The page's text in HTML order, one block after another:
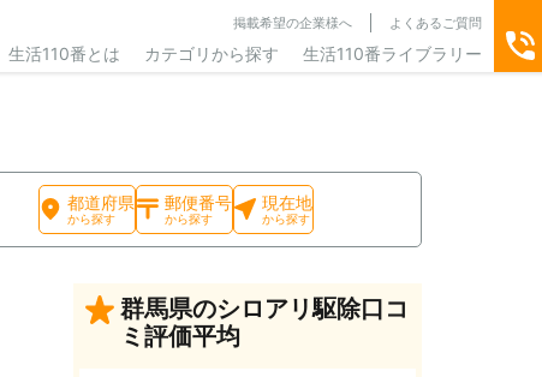
掲載希望の企業様へ よくあるご質問
生活110番とは カテゴリから探す 生活110番ライブラリー
都道府県
から探す
郵便番号
から探す
現在地
から探す
群馬県のシロアリ駆除口コ
ミ評価平均